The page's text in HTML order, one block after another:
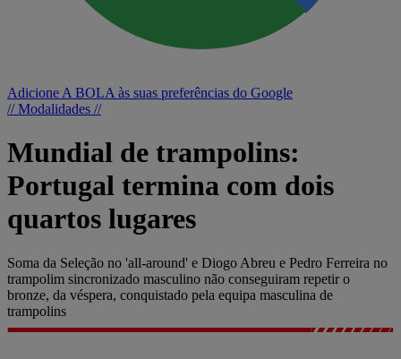
Adicione A BOLA às suas preferências do Google
// Modalidades //
Mundial de trampolins:
Portugal termina com dois
quartos lugares
Soma da Seleção no 'all-around' e Diogo Abreu e Pedro Ferreira no
trampolim sincronizado masculino não conseguiram repetir o
bronze, da véspera, conquistado pela equipa masculina de
trampolins